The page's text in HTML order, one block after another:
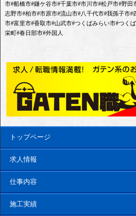
市#船橋市#鎌ケ谷市#千葉市#市川市#松戸市#野田
志野市#柏市#市原市#流山市#八千代市#我孫子市
市#富里市#香取市#山武市#つくばみらい市#つく
栄町#春日部市#外国人
トップページ
求人情報
仕事内容
施工実績